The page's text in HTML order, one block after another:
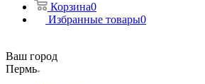
Корзина0
Избранные товары0
Ваш город
Пермь